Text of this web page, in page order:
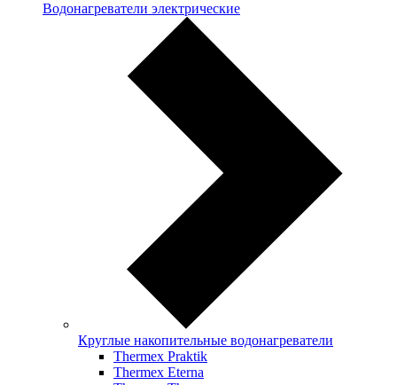
Водонагреватели электрические
Круглые накопительные водонагреватели
Thermex Praktik
Thermex Eterna